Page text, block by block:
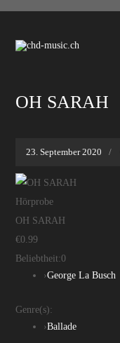
OH SARAH
23. September 2020
Hörprobe
OH SARAH
€0.99
Beliebtheit:0
›George La Busch
Genre(s):
›Ballade